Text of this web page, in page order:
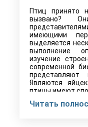
Птиц принято
вызвано?
имеющими
выделяется
выполнение
изучение
современной
представляют
Являются
птицы имеют
Читать